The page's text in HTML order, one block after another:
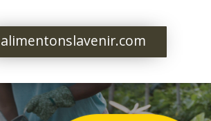
alimentonslavenir.com